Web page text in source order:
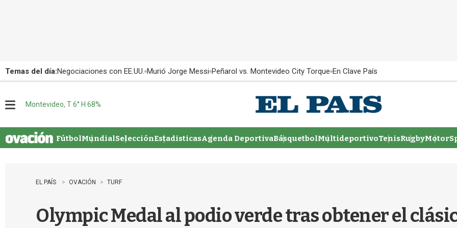
Temas del día:Negociaciones con EE.UU. Murió Jorge Messi Peñarol vs. Montevideo City Torque En Clave País
u
Montevideo, T 6° H 68%
FútbolMundialSelecciónEstadisticasAgenda DeportivaBásquetbolMultideportivoTenisRugby
EL PAÍS OVACIÓN TURF
Olympic Medal al podio verde tras obtener el